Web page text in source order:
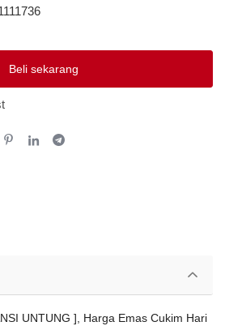
Beli sekarang
UNTUNG ], Harga Emas Cukim Hari